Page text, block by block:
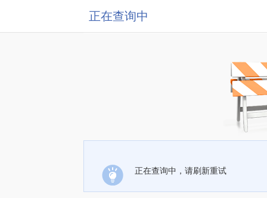
正在查询中
正在查询中，请刷新重试